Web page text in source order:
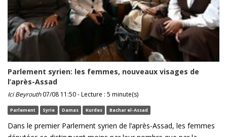
Parlement syrien: les femmes, nouveaux visages de
l’après-Assad
Ici Beyrouth07/08 11:50 - Lecture : 5 minute(s)
Parlement Syrie Damas Kurdes Bachar el-Assad
Dans le premier Parlement syrien de l’après-Assad, les femmes